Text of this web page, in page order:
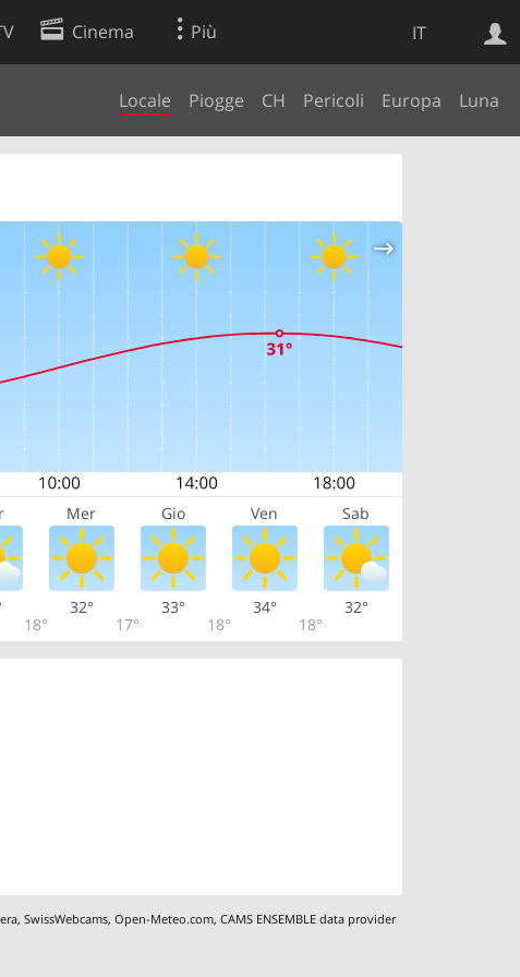
IT
Cinema Più
Locale Piogge CH Pericoli Europa Luna
Mer Gio Ven Sab
18°
32°
17°
33°
18°
34°
18°
32°
,SwissWebcams,Open-Meteo.com,CAMS ENSEMBLE data provider
Ricerca Web